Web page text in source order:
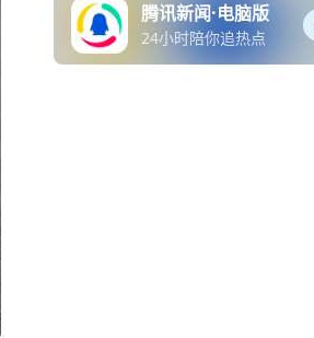
腾讯新闻·电脑版
24小时陪你追热点